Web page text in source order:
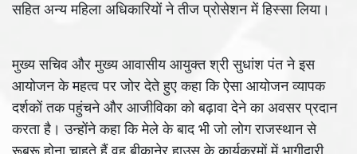
सहित अन्य महिला अधिकारियों ने तीज प्रोसेशन में हिस्सा लिया।
मुख्य सचिव और मुख्य आवासीय आयुक्त श्री सुधांश पंत ने इस
आयोजन के महत्व पर जोर देते हुए कहा कि ऐसा आयोजन व्यापक
दर्शकों तक पहुंचने और आजीविका को बढ़ावा देने का अवसर प्रदान
करता है। उन्होंने कहा कि मेले के बाद भी जो लोग राजस्थान से
रूबरू होना चाहते हैं वह बीकानेर हाउस के कार्यक्रमों में भागीदारी